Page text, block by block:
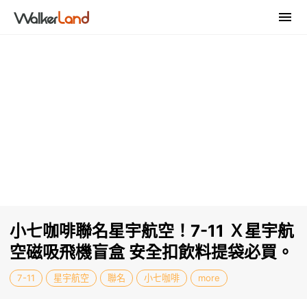
小七咖啡聯名星宇航空！7-11 Ｘ星宇航
空磁吸飛機盲盒 安全扣飲料提袋必買。
7-11 星宇航空 聯名 小七咖啡 more